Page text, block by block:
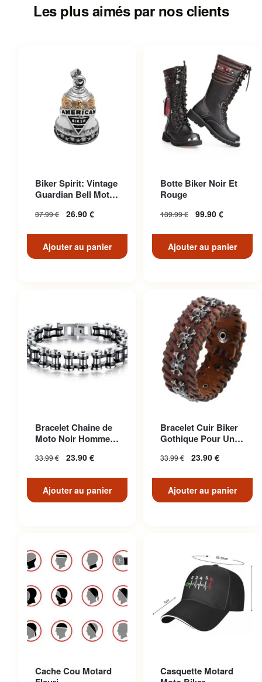
Les plus aimés par nos clients
Biker Spirit: Vintage
Guardian Bell Moto
37.99€ 26.90 €
Ajouter au panier
Botte Biker Noir Et
Rouge
139.99€ 99.90 €
Ajouter au panier
Bracelet Chaine de
Moto Noir Homme
33.99€ 23.90 €
Ajouter au panier
Bracelet Cuir Biker
Gothique Pour Un
Unique
33.99€ 23.90 €
Ajouter au panier
Cache Cou Motard
Casquette Motard